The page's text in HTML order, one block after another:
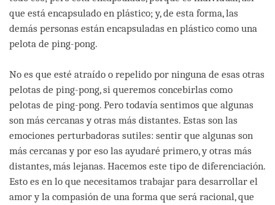
que está encapsulado en plástico; y, de esta forma, las
demás personas están encapsuladas en plástico como una
pelota de ping-pong.
No es que esté atraído o repelido por ninguna de esas otras
pelotas de ping-pong, si queremos concebirlas como
pelotas de ping-pong. Pero todavía sentimos que algunas
son más cercanas y otras más distantes. Estas son las
emociones perturbadoras sutiles: sentir que algunas son
más cercanas y por eso las ayudaré primero, y otras más
distantes, más lejanas. Hacemos este tipo de diferenciación.
Esto es en lo que necesitamos trabajar para desarrollar el
amor y la compasión de una forma que será racional, que